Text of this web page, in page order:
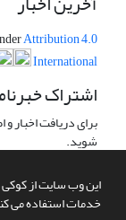
این وب سایت از کوکی
خدمات استفاده می
Attribution 4.0
International
اشتراک
برای دریافت اخبار
شوید.